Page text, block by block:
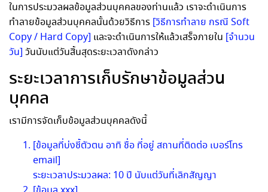
ในการประมวลผลข้อมูลส่วนบุคคลของท่านแล้ว เราจะดำเนินการ
ทำลายข้อมูลส่วนบุคคลนั้นด้วยวิธีการ [วิธีการทำลาย กรณี Soft
Copy / Hard Copy] และจะดำเนินการให้แล้วเสร็จภายใน [จำนวน
วัน] วันนับแต่วันสิ้นสุดระยะเวลาดังกล่าว
ระยะเวลาการเก็บรักษาข้อมูลส่วน
บุคคล
เรามีการจัดเก็บข้อมูลส่วนบุคคลดังนี้
[ข้อมูลที่บ่งชี้ตัวตน อาทิ ชื่อ ที่อยู่ สถานที่ติดต่อ เบอร์โทร
email]
ระยะเวลาประมวลผล: 10 ปี นับแต่วันที่เลิกสัญญา